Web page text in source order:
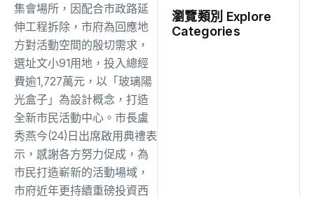
集會場所，因配合市政路延
伸工程拆除，市府為回應地
方對活動空間的殷切需求，
選址文小91用地，投入總經
費逾1,727萬元，以「玻璃陽
光盒子」為設計概念，打造
全新市民活動中心。市長盧
秀燕今(24)日出席啟用典禮表
示，感謝各方努力促成，為
市民打造嶄新的活動場域，
市府近年更持續重磅投資西
瀏覽類別 Explore
Categories